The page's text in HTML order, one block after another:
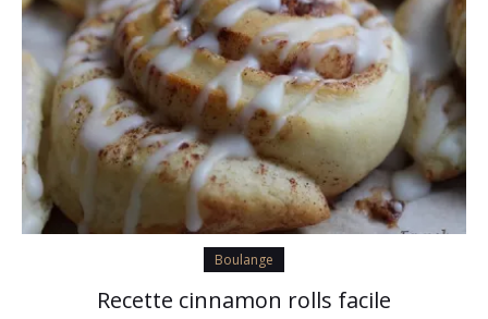
Boulange
Recette cinnamon rolls facile